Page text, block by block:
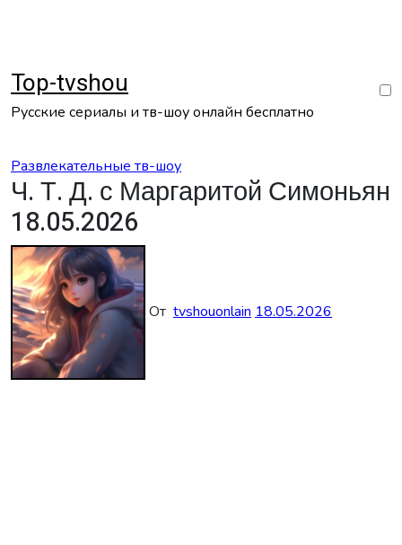
Top-tvshou
Русские сериалы и тв-шоу онлайн бесплатно
Развлекательные тв-шоу
Ч. Т. Д. с Маргаритой Симоньян
18.05.2026
От tvshouonlain 18.05.2026